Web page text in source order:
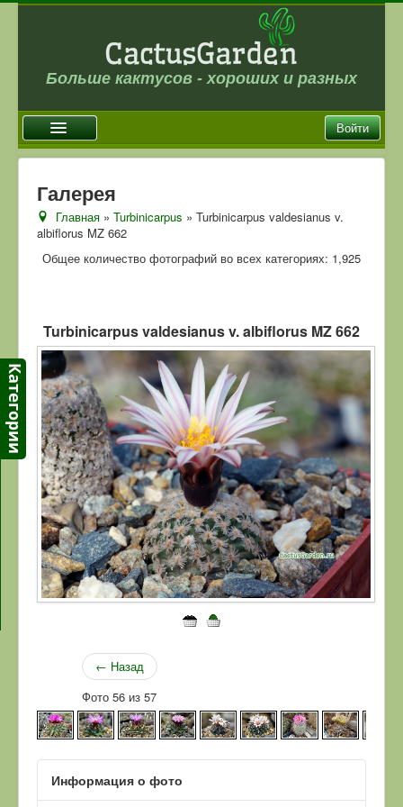
Больше кактусов - хороших и разных
Войти
Новости
Галерея
Магазин
Отзывы
Ссылки
Контакты
Галерея
Главная »Turbinicarpus » Turbinicarpus valdesianus v.
albiflorus MZ 662
Общее количество фотографий во всех категориях: 1,925
Turbinicarpus valdesianus v. albiflorus MZ 662
← Назад
Фото 56 из 57
Информация о фото